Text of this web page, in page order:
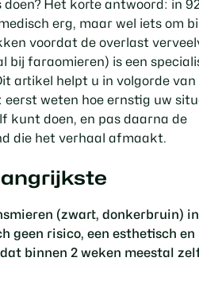
Het korte antwoord: in
erg, maar wel iets om
voordat de overlast
bij faraomieren) is een
artikel helpt u in volgorde
eerst weten hoe ernstig uw
kunt doen, en pas daarna de
die het verhaal afmaakt.
(zwart, donkerbruin)
geen risico, een esthetisch en
binnen 2 weken meestal